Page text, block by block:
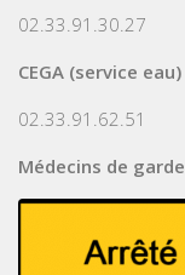
02.33.91.30.27
CEGA (service eau)
02.33.91.62.51
Médecins de garde